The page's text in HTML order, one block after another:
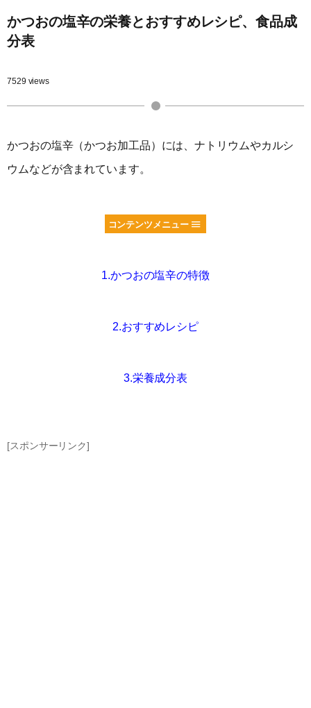
かつおの塩辛の栄養とおすすめレシピ、食品成
分表
7529 views
かつおの塩辛（かつお加工品）には、ナトリウムやカルシ
ウムなどが含まれています。
コンテンツメニュー
1.かつおの塩辛の特徴
2.おすすめレシピ
3.栄養成分表
[スポンサーリンク]